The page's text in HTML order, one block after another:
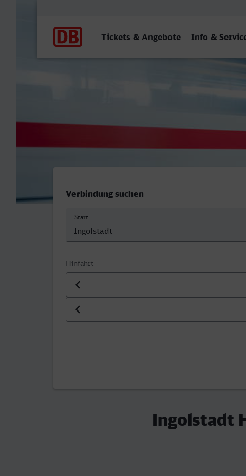
Tickets & Angebote Info &
Verbindung suchen
Start
Hinfahrt
Datum der Hinfahrt
Uhrzeit der Hinfahrt
Ingolstadt